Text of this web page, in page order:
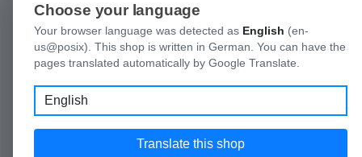
Choose your language
Your browser language was detected as English (en-
us@posix). This shop is written in German. You can have the
pages translated automatically by Google Translate.
Language
Translate this shop